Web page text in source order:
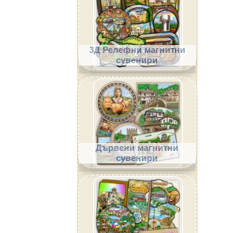
3Д Релефни магнитни
сувенири
Дървени магнитни
сувенири